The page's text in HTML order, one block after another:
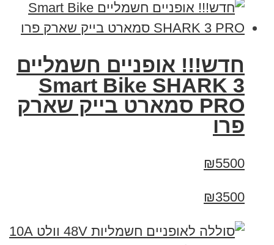
חדש!!! אופניים חשמליים
Smart Bike SHARK 3
PRO סמארט בייק שארק
פרו
₪5500
₪3500